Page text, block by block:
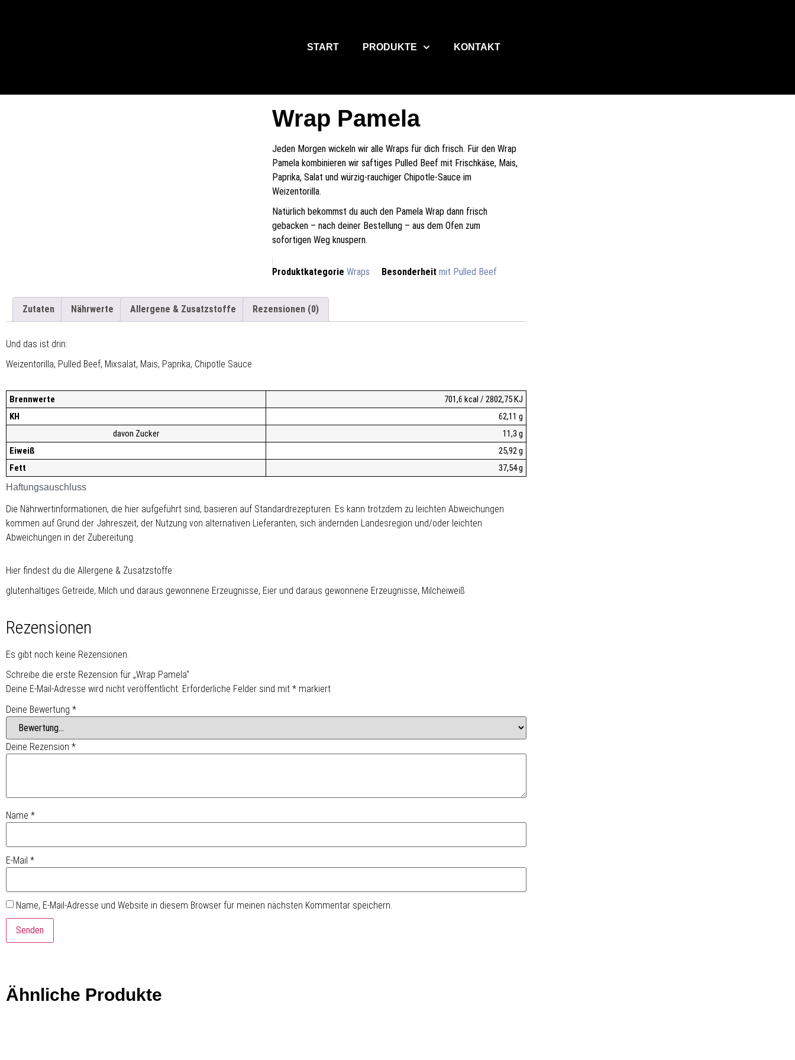
START PRODUKTE KONTAKT
Wrap Pamela
Jeden Morgen wickeln wir alle Wraps für dich frisch. Für den Wrap
Pamela kombinieren wir saftiges Pulled Beef mit Frischkäse, Mais,
Paprika, Salat und würzig-rauchiger Chipotle-Sauce im
Weizentorilla.
Natürlich bekommst du auch den Pamela Wrap dann frisch
gebacken – nach deiner Bestellung – aus dem Ofen zum
sofortigen Weg knuspern.
Produktkategorie Wraps Besonderheit mit Pulled Beef
Zutaten Nährwerte Allergene & Zusatzstoffe Rezensionen (0)
Und das ist drin:
Weizentorilla, Pulled Beef, Mixsalat, Mais, Paprika, Chipotle Sauce
Brennwerte
701,6 kcal / 2802,75 KJ
KH
62,11 g
davon Zucker
11,3 g
Eiweiß
25,92 g
Fett
37,54 g
Haftungsauschluss
Die Nährwertinformationen, die hier aufgeführt sind, basieren auf Standardrezepturen. Es kann trotzdem zu leichten Abweichungen
kommen auf Grund der Jahreszeit, der Nutzung von alternativen Lieferanten, sich ändernden Landesregion und/oder leichten
Abweichungen in der Zubereitung.
Hier findest du die Allergene & Zusatzstoffe:
glutenhaltiges Getreide, Milch und daraus gewonnene Erzeugnisse, Eier und daraus gewonnene Erzeugnisse, Milcheiweiß
Rezensionen
Es gibt noch keine Rezensionen.
Schreibe die erste Rezension für „Wrap Pamela“
Deine E-Mail-Adresse wird nicht veröffentlicht. Erforderliche Felder sind mit * markiert
Deine Bewertung *
Deine Rezension *
Name *
E-Mail *
Name, E-Mail-Adresse und Website in diesem Browser für meinen nächsten Kommentar speichern.
Ähnliche Produkte